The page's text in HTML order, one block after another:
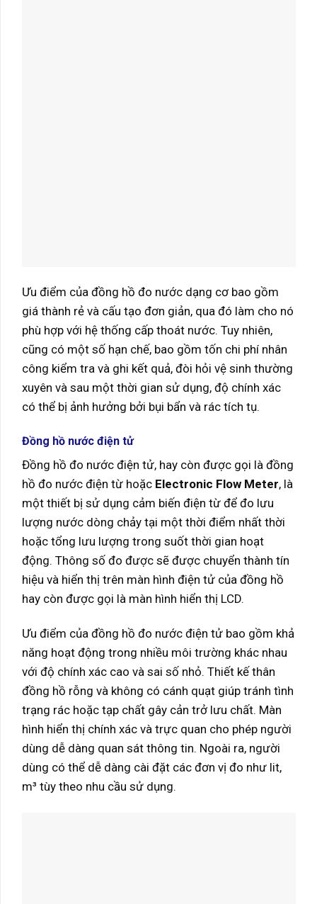
Ưu điểm của đồng hồ đo nước dạng cơ bao gồm
giá thành rẻ và cấu tạo đơn giản, qua đó làm cho nó
phù hợp với hệ thống cấp thoát nước. Tuy nhiên,
cũng có một số hạn chế, bao gồm tốn chi phí nhân
công kiểm tra và ghi kết quả, đòi hỏi vệ sinh thường
xuyên và sau một thời gian sử dụng, độ chính xác
có thể bị ảnh hưởng bởi bụi bẩn và rác tích tụ.
Đồng hồ nước điện tử
Đồng hồ đo nước điện tử, hay còn được gọi là đồng
hồ đo nước điện từ hoặc Electronic Flow Meter, là
một thiết bị sử dụng cảm biến điện từ để đo lưu
lượng nước dòng chảy tại một thời điểm nhất thời
hoặc tổng lưu lượng trong suốt thời gian hoạt
động. Thông số đo được sẽ được chuyển thành tín
hiệu và hiển thị trên màn hình điện tử của đồng hồ
hay còn được gọi là màn hình hiển thị LCD.
Ưu điểm của đồng hồ đo nước điện tử bao gồm khả
năng hoạt động trong nhiều môi trường khác nhau
với độ chính xác cao và sai số nhỏ. Thiết kế thân
đồng hồ rỗng và không có cánh quạt giúp tránh tình
trạng rác hoặc tạp chất gây cản trở lưu chất. Màn
hình hiển thị chính xác và trực quan cho phép người
dùng dễ dàng quan sát thông tin. Ngoài ra, người
dùng có thể dễ dàng cài đặt các đơn vị đo như lit,
m³ tùy theo nhu cầu sử dụng.